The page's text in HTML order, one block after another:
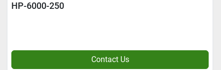
HP-6000-250
Contact Us